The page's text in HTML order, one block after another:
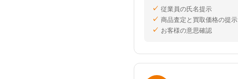
従業員の氏名提示
商品査定と買取価格の提示
お客様の意思確認